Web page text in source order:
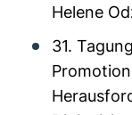
Helene
31.